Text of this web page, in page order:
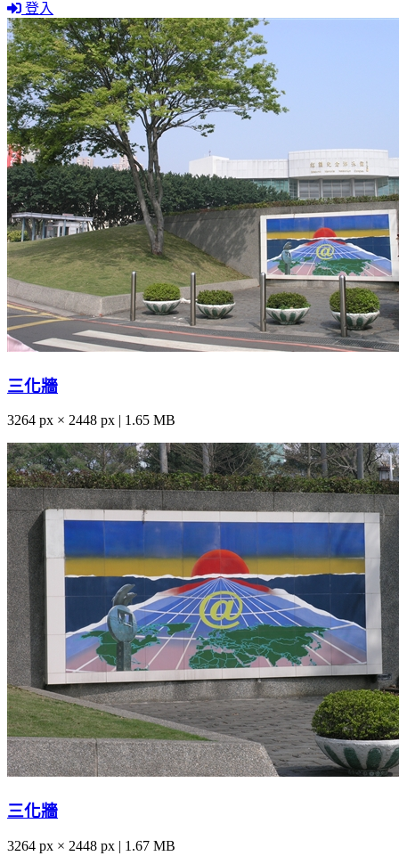
登入
三化牆
3264 px × 2448 px | 1.65 MB
三化牆
3264 px × 2448 px | 1.67 MB